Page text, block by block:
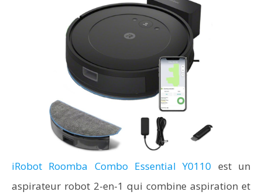
iRobot Roomba Combo Essential Y0110 est un
aspirateur robot 2-en-1 qui combine aspiration et